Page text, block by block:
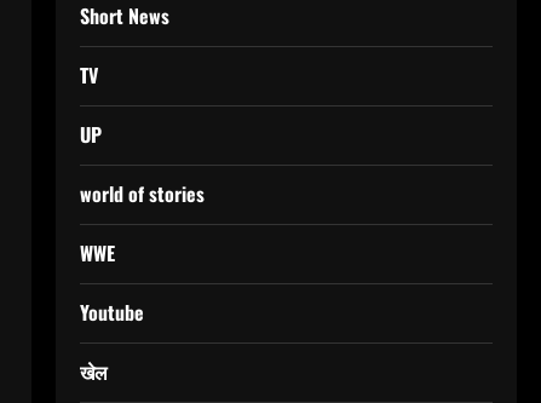
Short News
TV
UP
world of stories
WWE
Youtube
खेल